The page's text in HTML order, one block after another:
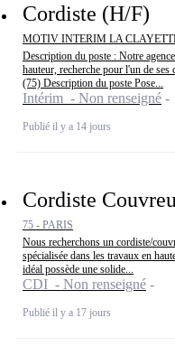
Cordiste (H/F)
MOTIV INTERIM LA
Description du poste : Notre
hauteur, recherche pour l'un de
(75) Description du poste Pose...
Intérim - Non renseigné
Publié il y a 14 jours
Cordiste
75 - PARIS
Nous recherchons un cordiste/
spécialisée dans les travaux en
idéal possède une solide...
CDI - Non renseigné
Publié il y a 17 jours